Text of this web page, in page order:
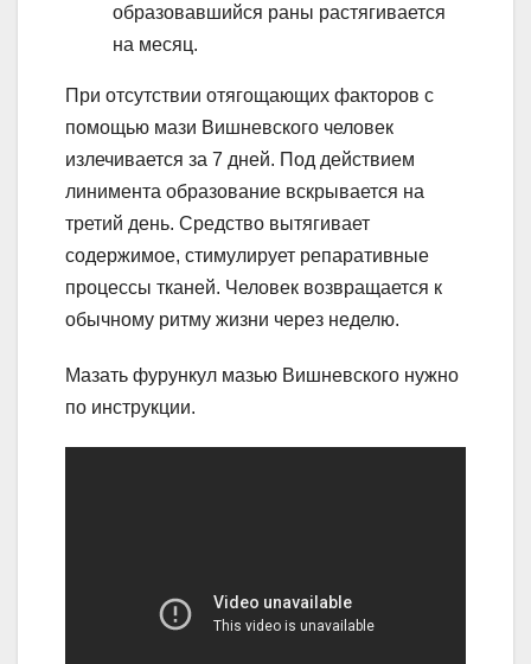
образовавшийся раны растягивается
на месяц.
При отсутствии отягощающих факторов с
помощью мази Вишневского человек
излечивается за 7 дней. Под действием
линимента образование вскрывается на
третий день. Средство вытягивает
содержимое, стимулирует репаративные
процессы тканей. Человек возвращается к
обычному ритму жизни через неделю.
Мазать фурункул мазью Вишневского нужно
по инструкции.